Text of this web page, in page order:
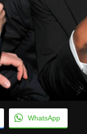
WhatsApp